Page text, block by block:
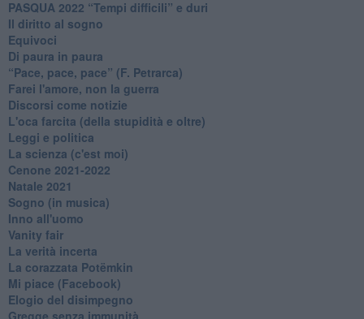
​PASQUA 2022 “Tempi difficili” e duri
Il diritto al sogno
Equivoci
Di paura in paura
​“Pace, pace, pace” (F. Petrarca)
Farei l'amore, non la guerra
Discorsi come notizie
L'oca farcita (della stupidità e oltre)
Leggi e politica
La scienza (c'est moi)
Cenone 2021-2022
Natale 2021
Sogno (in musica)
Inno all'uomo
Vanity fair
La verità incerta
La corazzata Potëmkin
Mi piace (Facebook)
Elogio del disimpegno
Gregge senza immunità